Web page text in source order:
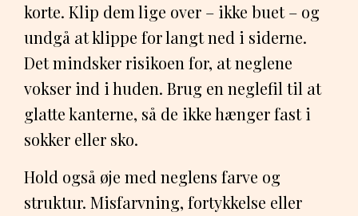
korte. Klip dem lige over – ikke buet – og
undgå at klippe for langt ned i siderne.
Det mindsker risikoen for, at neglene
vokser ind i huden. Brug en neglefil til at
glatte kanterne, så de ikke hænger fast i
sokker eller sko.
Hold også øje med neglens farve og
struktur. Misfarvning, fortykkelse eller